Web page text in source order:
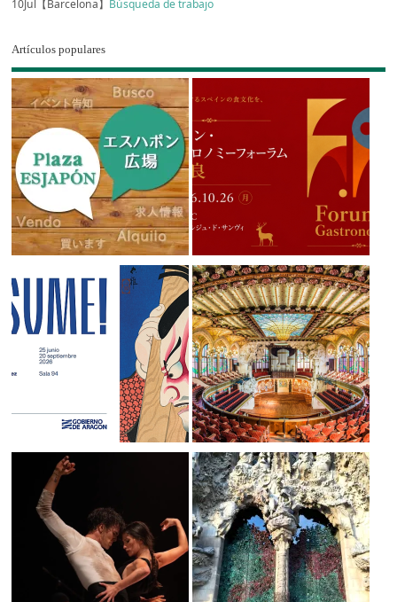
10Jul【Barcelona】 Búsqueda de trabajo
Artículos populares